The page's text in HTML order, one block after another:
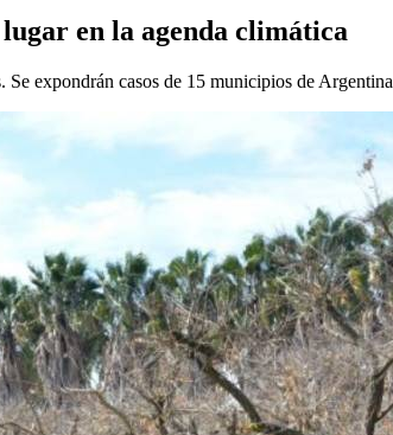
en la agenda climática
expondrán casos de 15 municipios de Argentina